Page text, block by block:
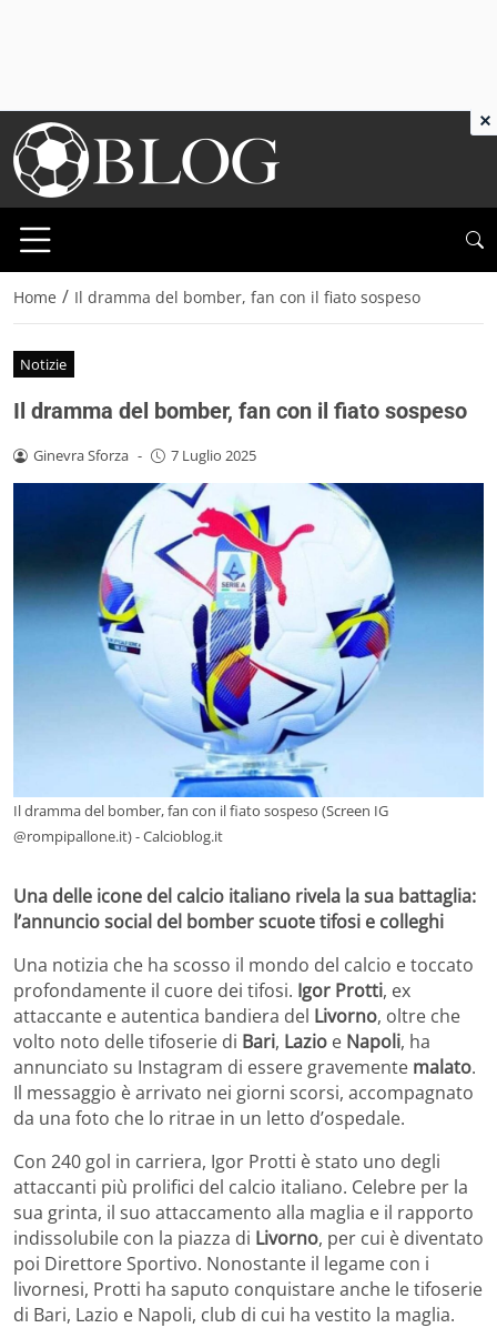
Home / Il dramma del bomber, fan con il fiato sospeso
Notizie
Il dramma del bomber, fan con il fiato sospeso
Ginevra Sforza - 7 Luglio 2025
Il dramma del bomber, fan con il fiato sospeso (Screen IG
@rompipallone.it) - Calcioblog.it
Una delle icone del calcio italiano rivela la sua battaglia:
l’annuncio social del bomber scuote tifosi e colleghi
Una notizia che ha scosso il mondo del calcio e toccato
profondamente il cuore dei tifosi. Igor Protti, ex
attaccante e autentica bandiera del Livorno, oltre che
volto noto delle tifoserie di Bari, Lazio e Napoli, ha
annunciato su Instagram di essere gravemente malato.
Il messaggio è arrivato nei giorni scorsi, accompagnato
da una foto che lo ritrae in un letto d’ospedale.
Con 240 gol in carriera, Igor Protti è stato uno degli
attaccanti più prolifici del calcio italiano. Celebre per la
sua grinta, il suo attaccamento alla maglia e il rapporto
indissolubile con la piazza di Livorno, per cui è diventato
poi Direttore Sportivo. Nonostante il legame con i
livornesi, Protti ha saputo conquistare anche le tifoserie
di Bari, Lazio e Napoli, club di cui ha vestito la maglia.
×